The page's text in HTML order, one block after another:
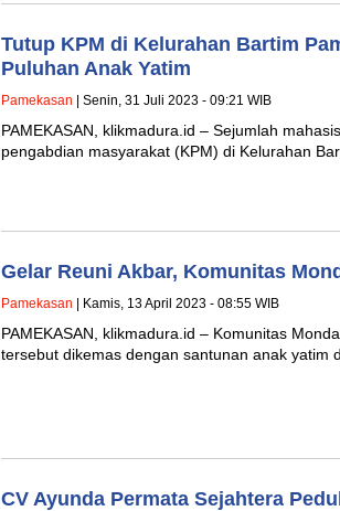
Tutup KPM di Kelurahan Bartim
Puluhan Anak Yatim
Pamekasan | Senin, 31 Juli 2023 - 09:21 WIB
PAMEKASAN, klikmadura.id – Sejumlah
pengabdian masyarakat (KPM) di Kelurahan
Gelar Reuni Akbar, Komunitas
Pamekasan | Kamis, 13 April 2023 - 08:55 WIB
PAMEKASAN, klikmadura.id – Komunitas
tersebut dikemas dengan santunan anak yatim
CV Ayunda Permata Sejahtera